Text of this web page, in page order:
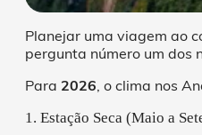
Planejar uma viagem ao
pergunta número um dos
Para 2026, o clima nos
1. Estação Seca (Maio a